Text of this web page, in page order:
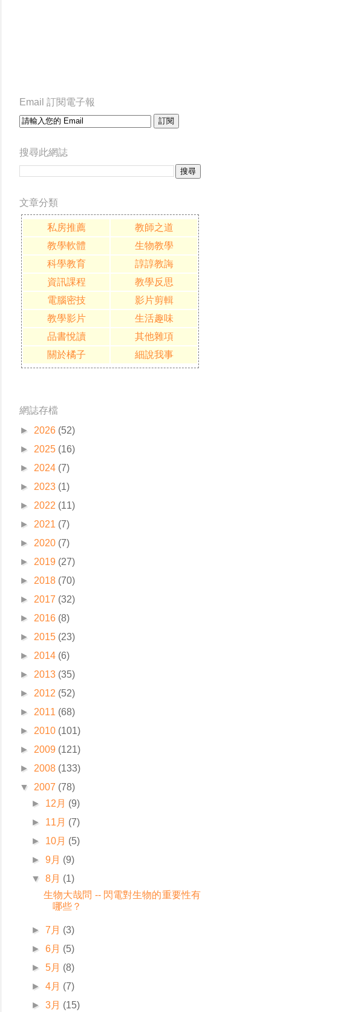
Email 訂閱電子報
搜尋此網誌
文章分類
私房推薦
教師之道
教學軟體
生物教學
科學教育
諄諄教誨
資訊課程
教學反思
電腦密技
影片剪輯
教學影片
生活趣味
品書悅讀
其他雜項
關於橘子
細說我事
網誌存檔
► 2026 (52)
► 2025 (16)
► 2024 (7)
► 2023 (1)
► 2022 (11)
► 2021 (7)
► 2020 (7)
► 2019 (27)
► 2018 (70)
► 2017 (32)
► 2016 (8)
► 2015 (23)
► 2014 (6)
► 2013 (35)
► 2012 (52)
► 2011 (68)
► 2010 (101)
► 2009 (121)
► 2008 (133)
▼
2007 (78)
► 12月 (9)
► 11月 (7)
► 10月 (5)
►9月 (9)
▼
8月 (1)
生物大哉問 -- 閃電對生物的重要性有
哪些？
►7月 (3)
►6月 (5)
►5月 (8)
►4月 (7)
►3月 (15)